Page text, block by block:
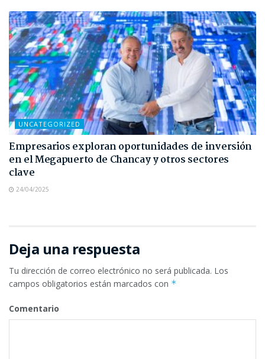
UNCATEGORIZED
Empresarios exploran oportunidades de inversión
en el Megapuerto de Chancay y otros sectores
clave
24/04/2025
Deja una respuesta
Tu dirección de correo electrónico no será publicada. Los
campos obligatorios están marcados con *
Comentario